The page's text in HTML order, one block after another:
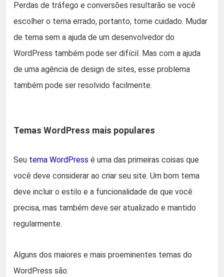
Perdas de tráfego e conversões resultarão se você
escolher o tema errado, portanto, tome cuidado. Mudar
de tema sem a ajuda de um desenvolvedor do
WordPress também pode ser difícil. Mas com a ajuda
de uma agência de design de sites, esse problema
também pode ser resolvido facilmente.
Temas WordPress mais populares
Seu tema WordPress é uma das primeiras coisas que
você deve considerar ao criar seu site. Um bom tema
deve incluir o estilo e a funcionalidade de que você
precisa, mas também deve ser atualizado e mantido
regularmente.
Alguns dos maiores e mais proeminentes temas do
WordPress são: